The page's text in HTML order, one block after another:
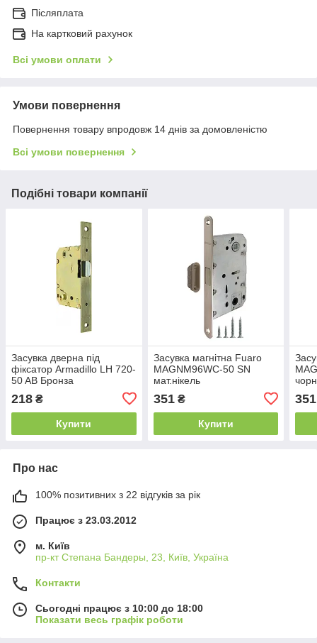
Післяплата
На картковий рахунок
Всі умови оплати
Умови повернення
Повернення товару впродовж 14 днів за домовленістю
Всі умови повернення
Подібні товари компанії
Засувка дверна під
фіксатор Armadillo LH 720-
50 AB Бронза
218 ₴
Купити
Засувка магнітна Fuaro
MAGNM96WC-50 SN
мат.нікель
351₴
Купити
351
Про нас
100% позитивних з 22 відгуків за рік
Працює з 23.03.2012
м. Київ
пр-кт Степана Бандеры, 23, Київ, Україна
Контакти
Сьогодні працює з 10:00 до 18:00
Показати весь графік роботи